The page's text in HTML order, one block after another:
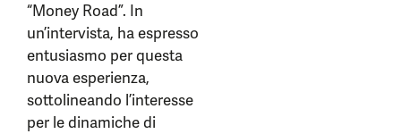
“Money Road”. In
un’intervista, ha espresso
entusiasmo per questa
nuova esperienza,
sottolineando l’interesse
per le dinamiche di